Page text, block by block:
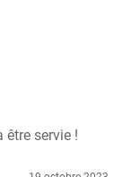
servie !